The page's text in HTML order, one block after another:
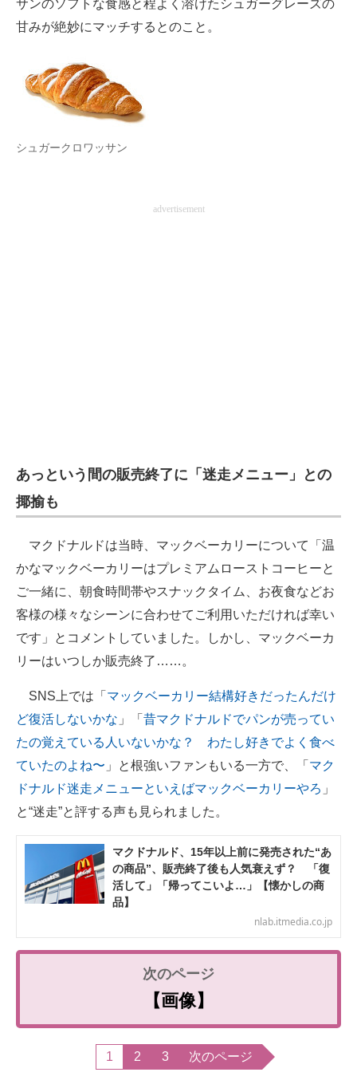
サンのソフトな食感と程よく溶けたシュガーグレーズの
甘みが絶妙にマッチするとのこと。
シュガークロワッサン
advertisement
あっという間の販売終了に「迷走メニュー」との
揶揄も
マクドナルドは当時、マックベーカリーについて「温
かなマックベーカリーはプレミアムローストコーヒーと
ご一緒に、朝食時間帯やスナックタイム、お夜食などお
客様の様々なシーンに合わせてご利用いただければ幸い
です」とコメントしていました。しかし、マックベーカ
リーはいつしか販売終了……。
SNS上では「 マックベーカリー結構好きだったんだけ
ど復活しないかな 」「 昔マクドナルドでパンが売ってい
たの覚えている人いないかな？ わたし好きでよく食べ
ていたのよね〜 」と根強いファンもいる一方で、「 マク
ドナルド迷走メニューといえばマックベーカリーやろ 」
と“迷走”と評する声も見られました。
マクドナルド、15年以上前に発売された“あ
の商品”、販売終了後も人気衰えず？ 「復
活して」「帰ってこいよ…」【懐かしの商
品】
nlab.itmedia.co.jp
【画像】
1 2 3 次のページ